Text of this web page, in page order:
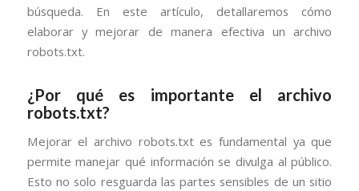
búsqueda. En este artículo, detallaremos cómo
elaborar y mejorar de manera efectiva un archivo
robots.txt.
¿Por qué es importante el archivo
robots.txt?
Mejorar el archivo robots.txt es fundamental ya que
permite manejar qué información se divulga al público.
Esto no solo resguarda las partes sensibles de un sitio